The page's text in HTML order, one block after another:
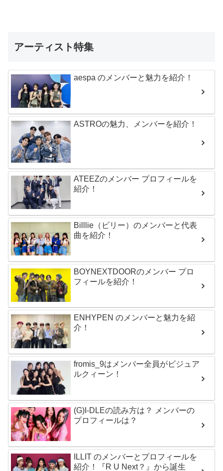
アーティスト特集
aespa のメンバーと魅力を紹介！
ASTROの魅力、メンバーを紹介！
ATEEZのメンバー プロフィールを
紹介！
Billlie（ビリー）のメンバーと代表
曲を紹介！
BOYNEXTDOORのメンバー プロ
フィールを紹介！
ENHYPEN のメンバーと魅力を紹
介！
fromis_9はメンバー全員がビジュア
ルクィーン！
(G)I-DLEの読み方は？ メンバーの
プロフィールは？
ILLIT のメンバーとプロフィールを
紹介！『R U Next？』から誕生